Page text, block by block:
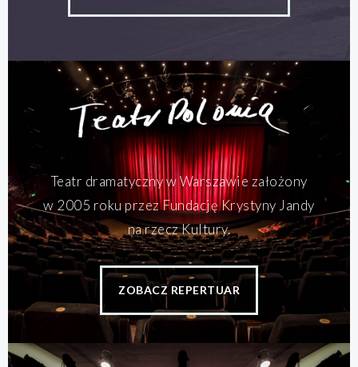
Teatr dramatyczny w Warszawie założony
w 2005 roku przez Fundację Krystyny Jandy
na rzecz Kultury.
ZOBACZ REPERTUAR